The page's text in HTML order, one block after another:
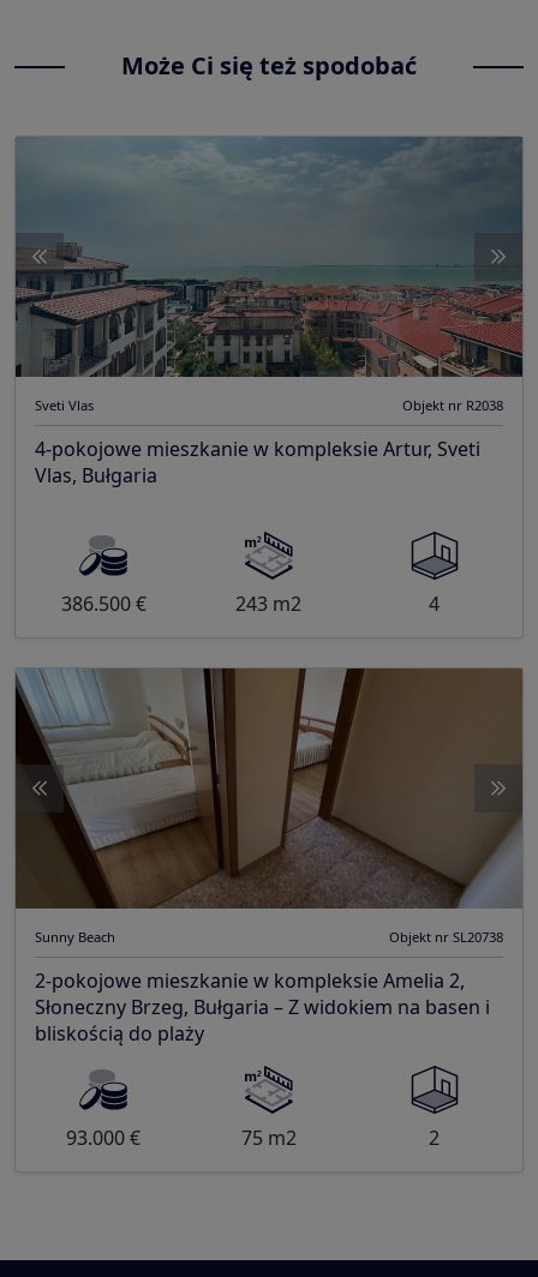
Może Ci się też spodobać
Sveti Vlas Objekt nr R2038
4-pokojowe mieszkanie w kompleksie Artur, Sveti
Vlas, Bułgaria
386.500 € 243 m2 4
Sunny Beach Objekt nr SL20738
2-pokojowe mieszkanie w kompleksie Amelia 2,
Słoneczny Brzeg, Bułgaria – Z widokiem na basen i
bliskością do plaży
93.000 € 75 m2 2